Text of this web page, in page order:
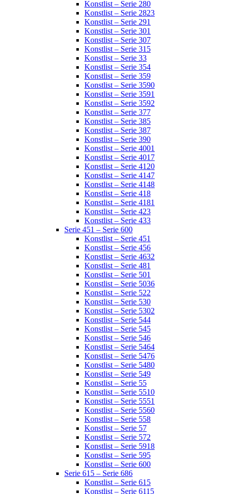
Konstlist – Serie 280
Konstlist – Serie 2823
Konstlist – Serie 291
Konstlist – Serie 301
Konstlist – Serie 307
Konstlist – Serie 315
Konstlist – Serie 33
Konstlist – Serie 354
Konstlist – Serie 359
Konstlist – Serie 3590
Konstlist – Serie 3591
Konstlist – Serie 3592
Konstlist – Serie 377
Konstlist – Serie 385
Konstlist – Serie 387
Konstlist – Serie 390
Konstlist – Serie 4001
Konstlist – Serie 4017
Konstlist – Serie 4120
Konstlist – Serie 4147
Konstlist – Serie 4148
Konstlist – Serie 418
Konstlist – Serie 4181
Konstlist – Serie 423
Konstlist – Serie 433
Serie 451 – Serie 600
Konstlist – Serie 451
Konstlist – Serie 456
Konstlist – Serie 4632
Konstlist – Serie 481
Konstlist – Serie 501
Konstlist – Serie 5036
Konstlist – Serie 522
Konstlist – Serie 530
Konstlist – Serie 5302
Konstlist – Serie 544
Konstlist – Serie 545
Konstlist – Serie 546
Konstlist – Serie 5464
Konstlist – Serie 5476
Konstlist – Serie 5480
Konstlist – Serie 549
Konstlist – Serie 55
Konstlist – Serie 5510
Konstlist – Serie 5551
Konstlist – Serie 5560
Konstlist – Serie 558
Konstlist – Serie 57
Konstlist – Serie 572
Konstlist – Serie 5918
Konstlist – Serie 595
Konstlist – Serie 600
Serie 615 – Serie 686
Konstlist – Serie 615
Konstlist – Serie 6115